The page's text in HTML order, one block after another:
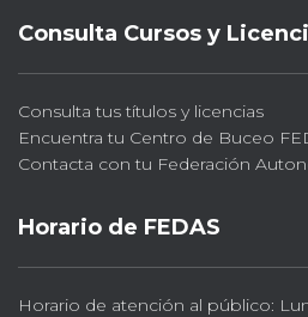
Consulta Cursos y
Consulta tus títulos y licencias
Encuentra tu Centro de Buceo
Contacta con tu Federación
Horario de FEDAS
Horario de atención al público: